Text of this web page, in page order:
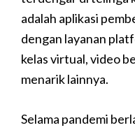
adalah aplikasi
dengan layanan
kelas virtual, video
menarik lainnya.
Selama pandemi